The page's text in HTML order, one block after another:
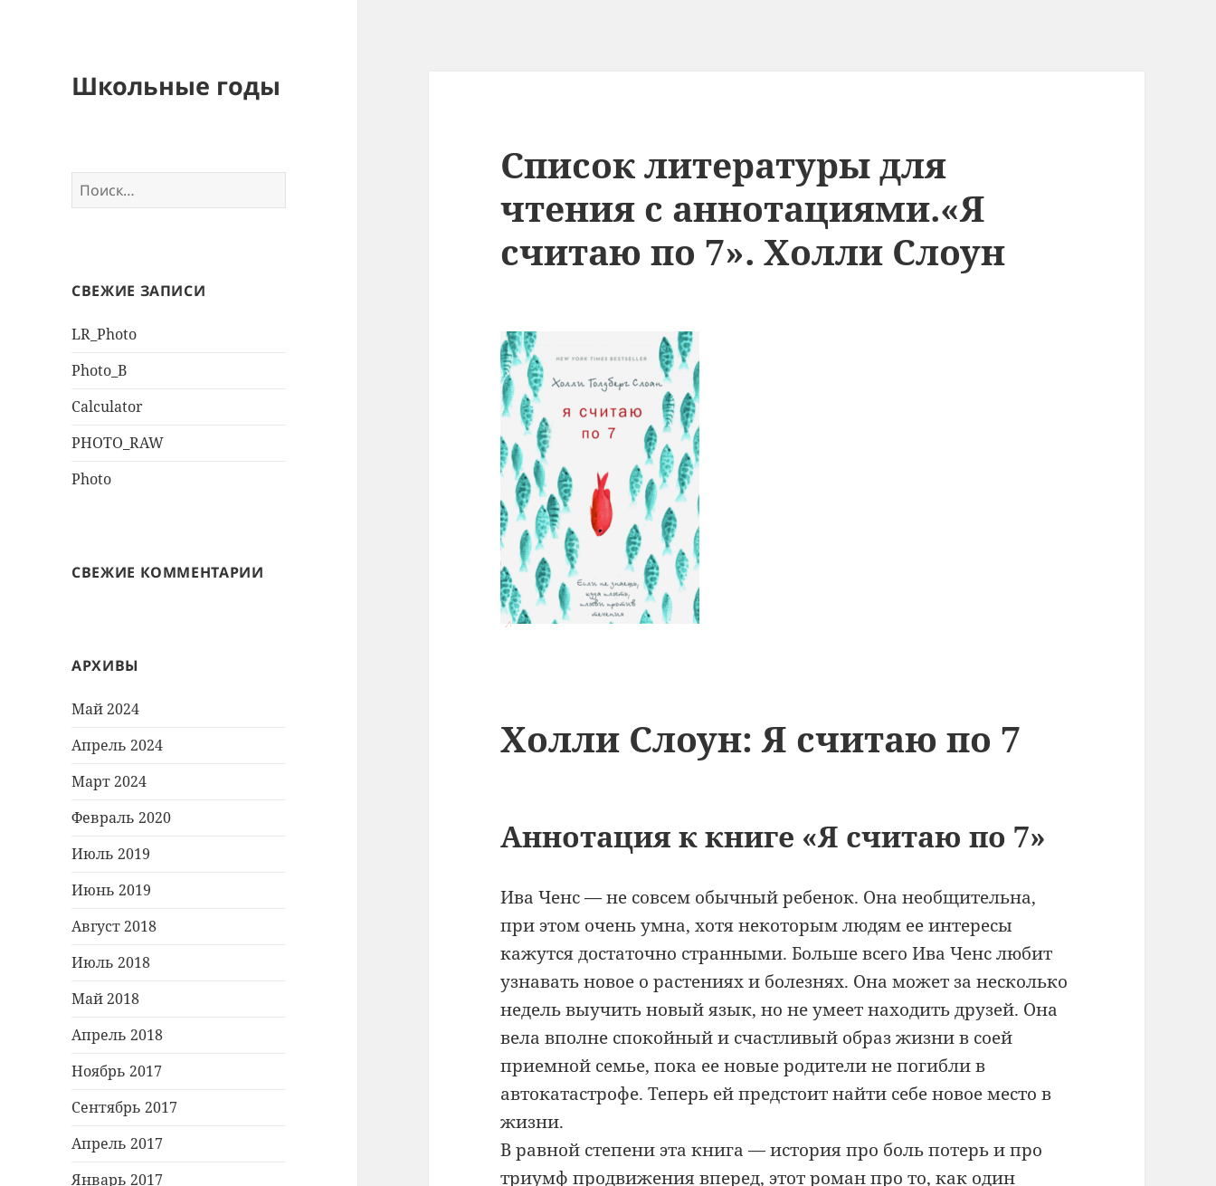
Школьные годы
Найти:
СВЕЖИЕ ЗАПИСИ
LR_Photo
Photo_B
Calculator
PHOTO_RAW
Photo
СВЕЖИЕ КОММЕНТАРИИ
АРХИВЫ
Май 2024
Апрель 2024
Март 2024
Февраль 2020
Июль 2019
Июнь 2019
Август 2018
Июль 2018
Май 2018
Апрель 2018
Ноябрь 2017
Сентябрь 2017
Апрель 2017
Январь 2017
Список литературы для
чтения с аннотациями.«Я
считаю по 7». Холли Слоун
Холли Слоун: Я считаю по 7
Аннотация к книге «Я считаю по 7»
Ива Ченс — не совсем обычный ребенок. Она необщительна,
при этом очень умна, хотя некоторым людям ее интересы
кажутся достаточно странными. Больше всего Ива Ченс любит
узнавать новое о растениях и болезнях. Она может за несколько
недель выучить новый язык, но не умеет находить друзей. Она
вела вполне спокойный и счастливый образ жизни в соей
приемной семье, пока ее новые родители не погибли в
автокатастрофе. Теперь ей предстоит найти себе новое место в
жизни.
В равной степени эта книга — история про боль потерь и про
триумф продвижения вперед, этот роман про то, как один